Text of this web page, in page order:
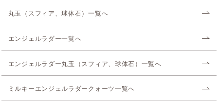
丸玉（スフィア、球体石）一覧へ
エンジェルラダー一覧へ
エンジェルラダー丸玉（スフィア、球体石）一覧へ
ミルキーエンジェルラダークォーツ一覧へ